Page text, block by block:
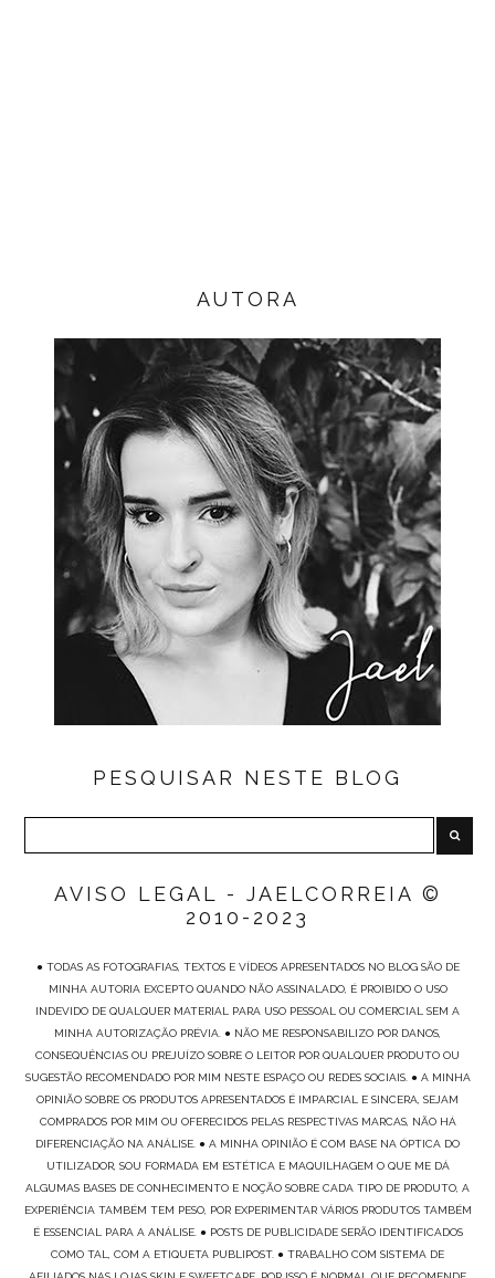
AUTORA
PESQUISAR NESTE BLOG
AVISO LEGAL - JAELCORREIA ©
2010-2023
● TODAS AS FOTOGRAFIAS, TEXTOS E VÍDEOS APRESENTADOS NO BLOG SÃO DE
MINHA AUTORIA EXCEPTO QUANDO NÃO ASSINALADO, É PROIBIDO O USO
INDEVIDO DE QUALQUER MATERIAL PARA USO PESSOAL OU COMERCIAL SEM A
MINHA AUTORIZAÇÃO PRÉVIA. ● NÃO ME RESPONSABILIZO POR DANOS,
CONSEQUÊNCIAS OU PREJUÍZO SOBRE O LEITOR POR QUALQUER PRODUTO OU
SUGESTÃO RECOMENDADO POR MIM NESTE ESPAÇO OU REDES SOCIAIS. ● A MINHA
OPINIÃO SOBRE OS PRODUTOS APRESENTADOS É IMPARCIAL E SINCERA, SEJAM
COMPRADOS POR MIM OU OFERECIDOS PELAS RESPECTIVAS MARCAS, NÃO HÁ
DIFERENCIAÇÃO NA ANÁLISE. ● A MINHA OPINIÃO É COM BASE NA ÓPTICA DO
UTILIZADOR, SOU FORMADA EM ESTÉTICA E MAQUILHAGEM O QUE ME DÁ
ALGUMAS BASES DE CONHECIMENTO E NOÇÃO SOBRE CADA TIPO DE PRODUTO, A
EXPERIÊNCIA TAMBÉM TEM PESO, POR EXPERIMENTAR VÁRIOS PRODUTOS TAMBÉM
É ESSENCIAL PARA A ANÁLISE. ● POSTS DE PUBLICIDADE SERÃO IDENTIFICADOS
COMO TAL, COM A ETIQUETA PUBLIPOST. ● TRABALHO COM SISTEMA DE